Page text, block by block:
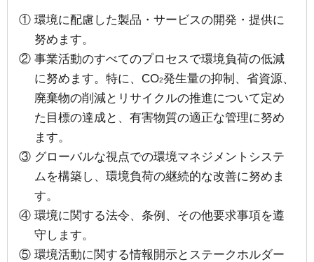
① 環境に配慮した製品・サービスの開発・提供に
努めます。
② 事業活動のすべてのプロセスで環境負荷の低減
に努めます。特に、CO2発生量の抑制、省資源、
廃棄物の削減とリサイクルの推進について定め
た目標の達成と、有害物質の適正な管理に努め
ます。
③ グローバルな視点での環境マネジメントシステ
ムを構築し、環境負荷の継続的な改善に努めま
す。
④ 環境に関する法令、条例、その他要求事項を遵
守します。
⑤ 環境活動に関する情報開示とステークホルダー